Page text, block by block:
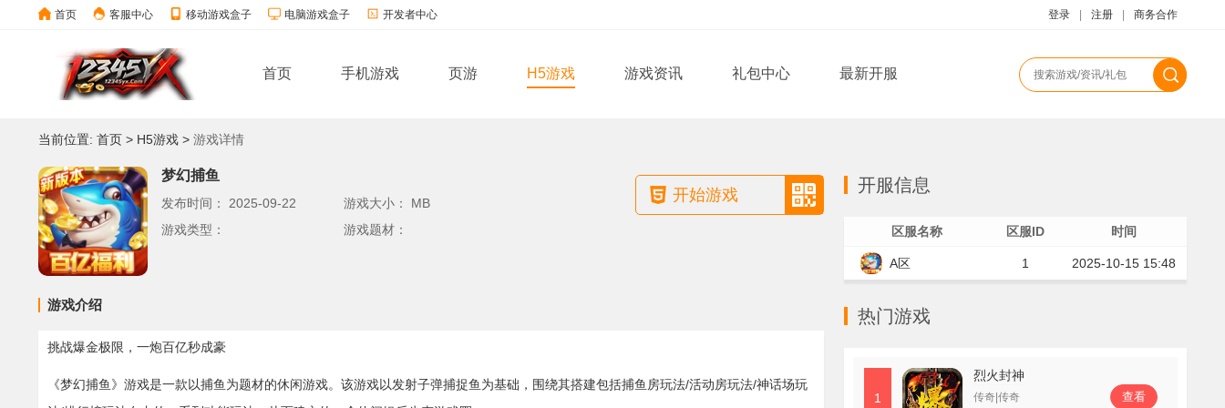
首页 客服中心 移动游戏盒子 电脑游戏盒子 开发者中心 登录 注册 商务合作
首页 手机游戏 页游 H5游戏 游戏资讯 礼包中心 最新开服
当前位置: 首页 > H5游戏 > 游戏详情
梦幻捕鱼
发布时间： 2025-09-22
游戏类型：
游戏大小： MB
游戏题材：
开始游戏
游戏介绍
挑战爆金极限，一炮百亿秒成豪
《梦幻捕鱼》游戏是一款以捕鱼为题材的休闲游戏。该游戏以发射子弹捕捉鱼为基础，围绕其搭建包括捕鱼房玩法/活动房玩法/神话场玩
开服信息
区服名称 区服ID 时间
A区 1 2025-10-15 15:48
热门游戏
1
烈火封神
传奇|传奇
查看